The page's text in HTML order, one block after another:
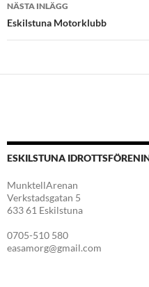
NÄSTA INLÄGG
Eskilstuna Motorklubb
ESKILSTUNA
MunktellArenan
Verkstadsgatan 5
633 61 Eskilstuna
0705-510 580
easamorg@gmail.com